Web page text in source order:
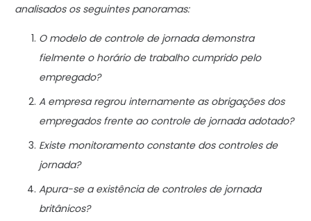
analisados os seguintes panoramas:
O modelo de controle de jornada demonstra
fielmente o horário de trabalho cumprido pelo
empregado?
A empresa regrou internamente as obrigações dos
empregados frente ao controle de jornada adotado?
Existe monitoramento constante dos controles de
jornada?
Apura-se a existência de controles de jornada
britânicos?